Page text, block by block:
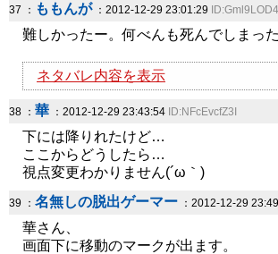
37 ： ももんが：2012-12-29 23:01:29
難しかったー。何べんも死んでしまった
ネタバレ内容を表示
38 ： 華 ：2012-12-29 23:43:54 ID:NFcEvcfZ3I
下には降りれたけど…
ここからどうしたら…
視点変更わかりません(´ω｀)
39 ： 名無しの脱出ゲーマー ：2012-12-29
華さん、
画面下に移動のマークが出ます。